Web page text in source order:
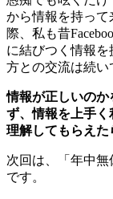
から情報を持っ
際、私も昔
に結びつく情報
方との交流は続い
情報が正しいの
ず、情報を上手く
理解してもらえた
次回は、「年中無
です。